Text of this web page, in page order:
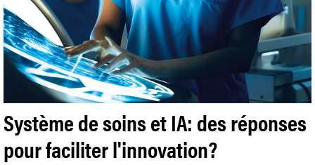
Système de soins et IA: des réponses
pour faciliter l'innovation?